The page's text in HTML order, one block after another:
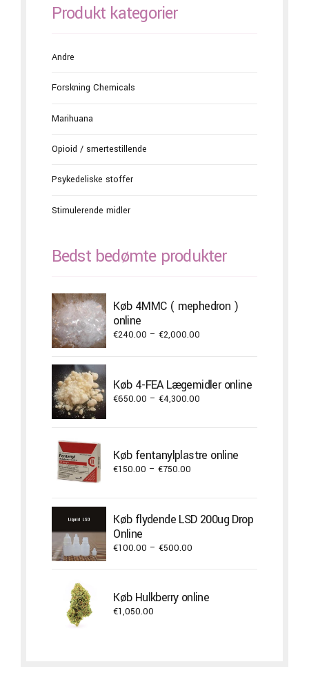
Produkt kategorier
Andre
Forskning Chemicals
Marihuana
Opioid / smertestillende
Psykedeliske stoffer
Stimulerende midler
Bedst bedømte produkter
Køb 4MMC ( mephedron )
online
€240.00 – €2,000.00
through
€2,000.00
Køb 4-FEA Lægemidler online
€650.00 – €4,300.00
€4,300.00
Køb fentanylplastre online
€150.00 – €750.00
through
€750.00
Køb flydende LSD 200ug Drop
Online
€100.00 – €500.00
through
€500.00
Køb Hulkberry online
€1,050.00